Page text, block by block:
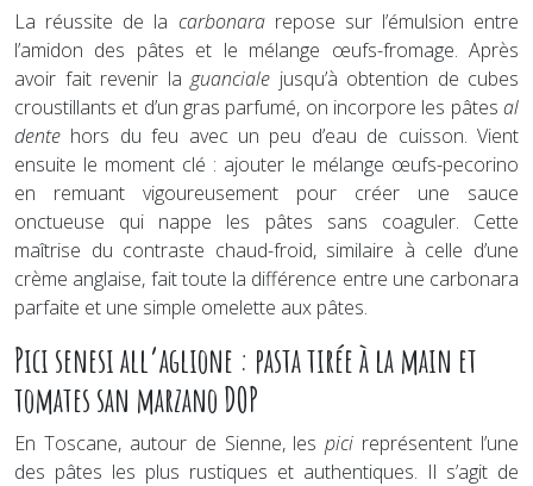
La réussite de la carbonararepose sur l’émulsion entre
l’amidon des pâtes et le mélange œufs-fromage. Après
avoir fait revenir la guanciale jusqu’à obtention de cubes
croustillants et d’un gras parfumé, on incorpore les pâtes al
dente hors du feu avec un peu d’eau de cuisson. Vient
ensuite le moment clé : ajouter le mélange œufs-pecorino
en remuant vigoureusement pour créer une sauce
onctueuse qui nappe les pâtes sans coaguler. Cette
maîtrise du contraste chaud-froid, similaire à celle d’une
crème anglaise, fait toute la différence entre une carbonara
parfaite et une simple omelette aux pâtes.
Pici senesi all’aglione : pasta tirée à la main et
tomates san marzano DOP
En Toscane, autour de Sienne, lespici représentent l’une
des pâtes les plus rustiques et authentiques. Il s’agit de